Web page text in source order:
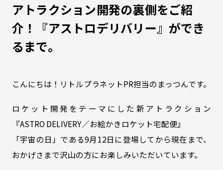
アトラクション開発の裏側をご紹
介！『アストロデリバリー』ができ
るまで。
こんにちは！リトルプラネットPR担当のまっつんです。
ロケット開発をテーマにした新アトラクション
『ASTRO DELIVERY／お絵かきロケット宅配便』
「宇宙の日」である9月12日に登場してから現在まで、
おかげさまで沢山の方にお楽しみいただいています。